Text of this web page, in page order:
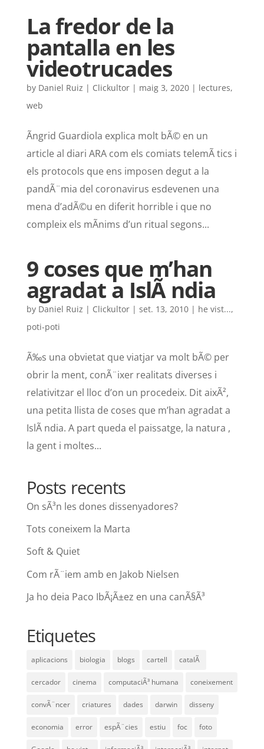
La fredor de la
pantalla en les
videotrucades
by Daniel Ruiz | Clickultor| maig 3, 2020| lectures,
web
Ãngrid Guardiola explica molt bÃ© en un
article al diari ARA com els comiats telemÃ tics i
els protocols que ens imposen degut a la
pandÃ¨mia del coronavirus esdevenen una
mena d’adÃ©u en diferit horrible i que no
compleix els mÃ­nims d’un ritual segons...
9 coses que m’han
agradat a IslÃ ndia
by Daniel Ruiz | Clickultor| set. 13, 2010| he vist...,
poti-poti
Ã‰s una obvietat que viatjar va molt bÃ© per
obrir la ment, conÃ¨ixer realitats diverses i
relativitzar el lloc d’on un procedeix. Dit aixÃ²,
una petita llista de coses que m’han agradat a
IslÃ ndia. A part queda el paissatge, la natura ,
la gent i moltes...
Posts recents
On sÃ³n les dones dissenyadores?
Tots coneixem la Marta
Soft & Quiet
Com rÃ¨iem amb en Jakob Nielsen
Ja ho deia Paco IbÃ¡Ã±ez en una canÃ§Ã³
Etiquetes
aplicacions biologia blogs cartell catalÃ
cercador cinema computaciÃ³ humana coneixement
convÃ¨ncer criatures dades darwin disseny
economia error espÃ¨cies estiu foc foto